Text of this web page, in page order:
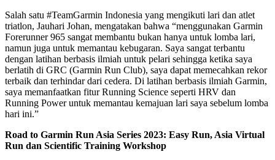
Salah satu #TeamGarmin Indonesia yang mengikuti lari dan atlet
triatlon, Jauhari Johan, mengatakan bahwa “menggunakan Garmin
Forerunner 965 sangat membantu bukan hanya untuk lomba lari,
namun juga untuk memantau kebugaran. Saya sangat terbantu
dengan latihan berbasis ilmiah untuk pelari sehingga ketika saya
berlatih di GRC (Garmin Run Club), saya dapat memecahkan rekor
terbaik dan terhindar dari cedera. Di latihan berbasis ilmiah Garmin,
saya memanfaatkan fitur Running Science seperti HRV dan
Running Power untuk memantau kemajuan lari saya sebelum lomba
hari ini.”
Road to Garmin Run Asia Series 2023: Easy Run, Asia Virtual
Run dan Scientific Training Workshop